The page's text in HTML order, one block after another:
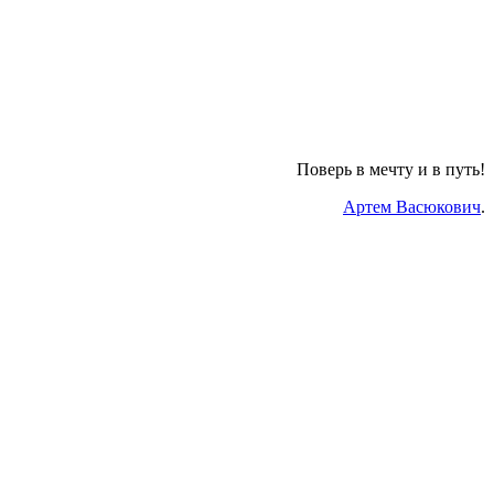
Поверь в мечту и в путь!
Артем Васюкович.